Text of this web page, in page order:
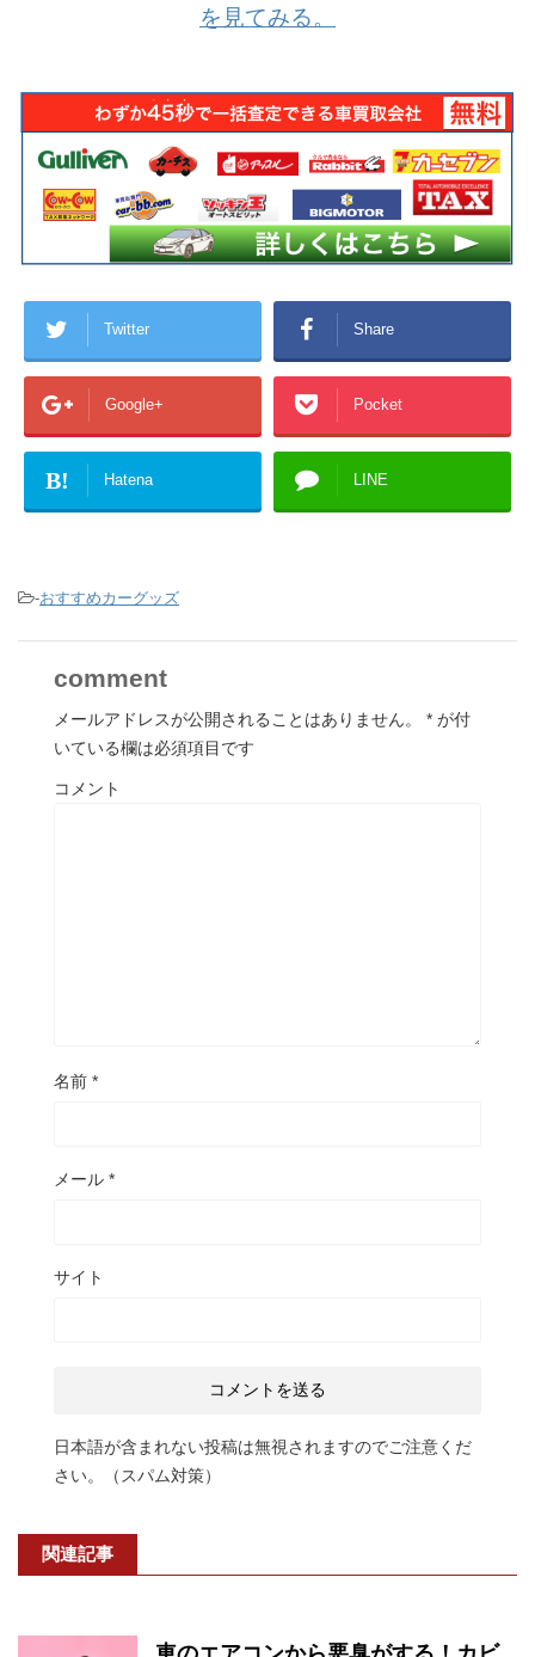
を見てみる。
Twitter Share
Google+ Pocket
B! Hatena LINE
-おすすめカーグッズ
comment
メールアドレスが公開されることはありません。 * が付
いている欄は必須項目です
コメント
名前 *
メール *
サイト
日本語が含まれない投稿は無視されますのでご注意くだ
さい。（スパム対策）
関連記事